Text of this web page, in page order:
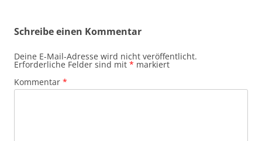
Schreibe einen Kommentar
Deine E-Mail-Adresse wird nicht veröffentlicht.
Erforderliche Felder sind mit * markiert
Kommentar *